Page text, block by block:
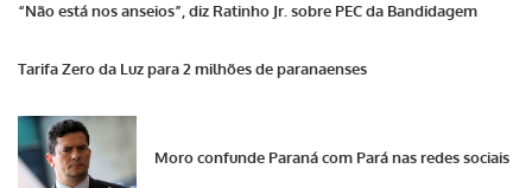
“Não está nos anseios”, diz Ratinho Jr. sobre PEC da Bandidagem
Tarifa Zero da Luz para 2 milhões de paranaenses
Moro confunde Paraná com Pará nas redes sociais